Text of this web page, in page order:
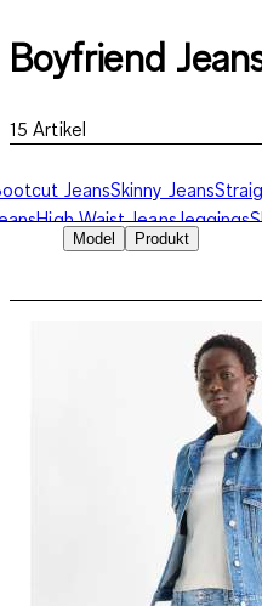
Boyfriend
15 Artikel
JeansSkinny Jeans
High Waist JeansJeggings
Jeans-ShortsBoyfriend
Model
Produkt